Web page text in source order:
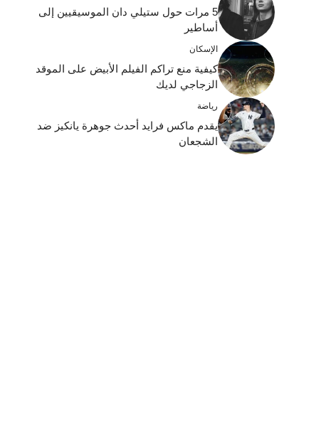
5 مرات حول ستيلي دان الموسيقيين إلى
أساطير
الإسكان
كيفية منع تراكم الفيلم الأبيض على الموقد
الزجاجي لديك
رياضة
يقدم ماكس فرايد أحدث جوهرة يانكيز ضد
الشجعان